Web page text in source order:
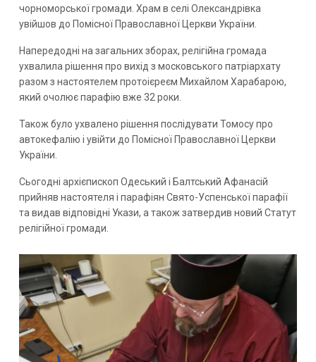
чорноморської громади. Храм в селі Олександрівка
увійшов до Помісної Православної Церкви України.
Напередодні на загальних зборах, релігійна громада
ухвалила рішення про вихід з московського патріархату
разом з настоятелем протоієреєм Михайлом Харабарою,
який очолює парафію вже 32 роки.
Також було ухвалено рішення послідувати Томосу про
автокефалію і увійти до Помісної Православної Церкви
України.
Сьогодні архієпископ Одеський і Балтський Афанасій
прийняв настоятеля і парафіян Свято-Успенської парафії
та видав відповідні Укази, а також затвердив новий Статут
релігійної громади.